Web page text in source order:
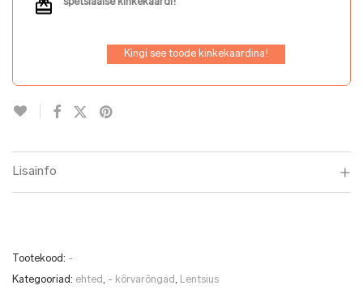
Kingi see toode kinkekaardina!
Lisainfo
Tootekood: -
Kategooriad: ehted, - kõrvarõngad, Lentsius